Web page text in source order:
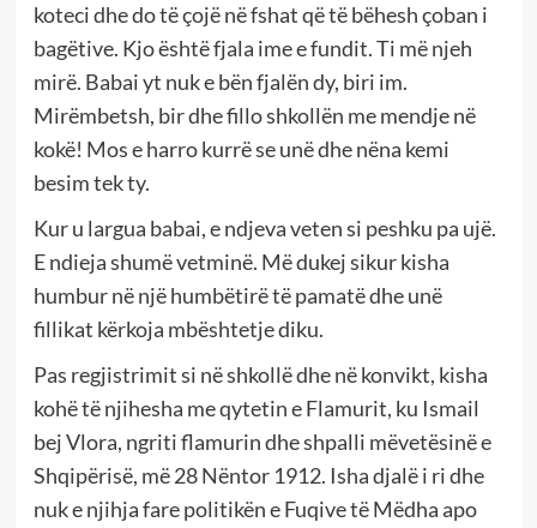
koteci dhe do të çojë në fshat që të bëhesh çoban i
bagëtive. Kjo është fjala ime e fundit. Ti më njeh
mirë. Babai yt nuk e bën fjalën dy, biri im.
Mirëmbetsh, bir dhe fillo shkollën me mendje në
kokë! Mos e harro kurrë se unë dhe nëna kemi
besim tek ty.
Kur u largua babai, e ndjeva veten si peshku pa ujë.
E ndieja shumë vetminë. Më dukej sikur kisha
humbur në një humbëtirë të pamatë dhe unë
fillikat kërkoja mbështetje diku.
Pas regjistrimit si në shkollë dhe në konvikt, kisha
kohë të njihesha me qytetin e Flamurit, ku Ismail
bej Vlora, ngriti flamurin dhe shpalli mëvetësinë e
Shqipërisë, më 28 Nëntor 1912. Isha djalë i ri dhe
nuk e njihja fare politikën e Fuqive të Mëdha apo